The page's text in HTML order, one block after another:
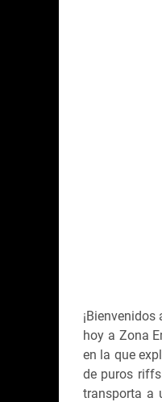
hoy a Zona
en la que
de puros
transporta a